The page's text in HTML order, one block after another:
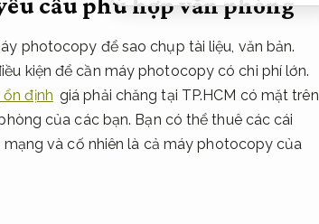
cầu phù hợp văn phòng
photocopy để sao chụp tài liệu, văn bản.
kiện để cần máy photocopy có chi phí lớn.
định giá phải chăng tại TP.HCM có mặt trên
của các bạn. Bạn có thể thuê các cái
và cố nhiên là cả máy photocopy của